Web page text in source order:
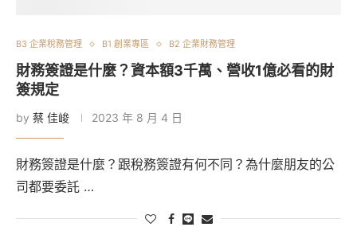
B3 企業稅務管理 B1 創業專區 B2 企業財務管理
財務簽證是什麼？資本額3千萬、營收1億必看的財
簽規定
by 蔡 佳峻 2023 年 8 月 4 日
財務簽證是什麼？跟稅務簽證有何不同？為什麼朋友的公
司都要委託 …